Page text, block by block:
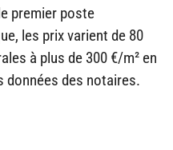
premier poste
les prix varient de 80
à plus de 300 €/m² en
données des notaires.